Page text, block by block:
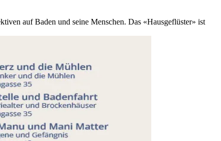
auf Baden und seine Menschen. Das «Hausgeflüster» ist